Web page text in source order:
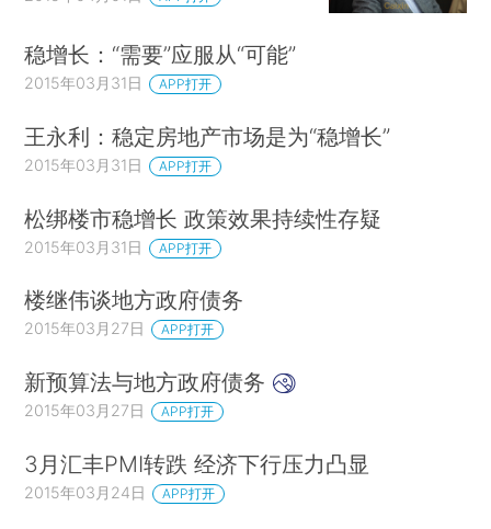
稳增长：“需要”应服从“可能”
2015年03月31日 APP打开
王永利：稳定房地产市场是为“稳增长”
2015年03月31日 APP打开
松绑楼市稳增长 政策效果持续性存疑
2015年03月31日 APP打开
楼继伟谈地方政府债务
2015年03月27日 APP打开
新预算法与地方政府债务
2015年03月27日 APP打开
3月汇丰PMI转跌 经济下行压力凸显
2015年03月24日 APP打开